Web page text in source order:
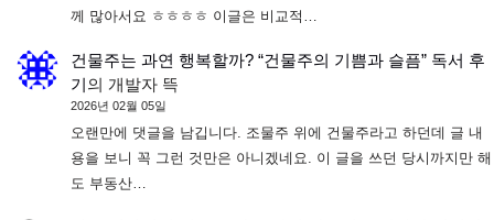
께 많아서요 ㅎㅎㅎㅎ 이글은 비교적…
건물주는 과연 행복할까? “건물주의 기쁨과 슬픔” 독서 후
기의 개발자 뜩
2026년 02월 05일
오랜만에 댓글을 남깁니다. 조물주 위에 건물주라고 하던데 글 내
용을 보니 꼭 그런 것만은 아니겠네요. 이 글을 쓰던 당시까지만 해
도 부동산…